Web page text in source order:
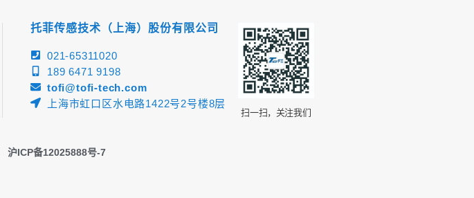
托菲传感技术（上海）股份有限公司
021-65311020
189 6471 9198
tofi@tofi-tech.com
上海市虹口区水电路1422号2号楼8层
扫一扫，关注我们
沪ICP备12025888号-7